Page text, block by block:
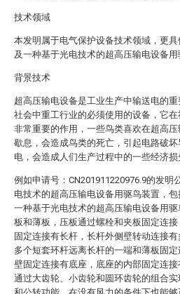
技术领域
本发明属于电气保护设备技术领域，更
及一种基于光电技术的超高压输电设备用
背景技术
超高压输电设备是工业生产中输送电的
社会中重工行业的必须使用的设备，它
非常重要的作用，一些鸟类喜欢在超高压
歇息，会造成鸟类的死亡，引起电路破
电，会造成人们生产过程中的一些经济损
例如申请号：CN201911220976.9的发明
电技术的超高压输电设备用驱鸟装置，
一种基于光电技术的超高压输电设备用
板和薄板，压板通过螺栓和夹板固定连
固定连接有长杆，长杆外侧壁转动连接有
多个短套环杆远离长杆的一端和薄板固
壁固定连接有底座，底座的内部固定连接
通过大齿轮、小齿轮和圆环齿轮的组合